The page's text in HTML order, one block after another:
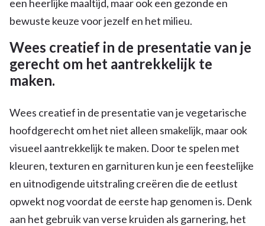
een heerlijke maaltijd, maar ook een gezonde en
bewuste keuze voor jezelf en het milieu.
Wees creatief in de presentatie van je
gerecht om het aantrekkelijk te
maken.
Wees creatief in de presentatie van je vegetarische
hoofdgerecht om het niet alleen smakelijk, maar ook
visueel aantrekkelijk te maken. Door te spelen met
kleuren, texturen en garnituren kun je een feestelijke
en uitnodigende uitstraling creëren die de eetlust
opwekt nog voordat de eerste hap genomen is. Denk
aan het gebruik van verse kruiden als garnering, het